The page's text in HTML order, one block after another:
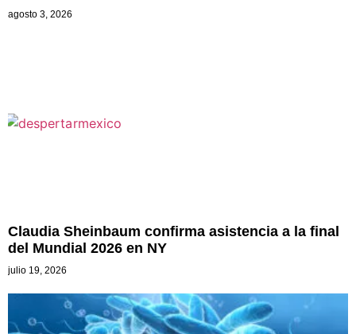
agosto 3, 2026
Claudia Sheinbaum confirma asistencia a la final
del Mundial 2026 en NY
julio 19, 2026